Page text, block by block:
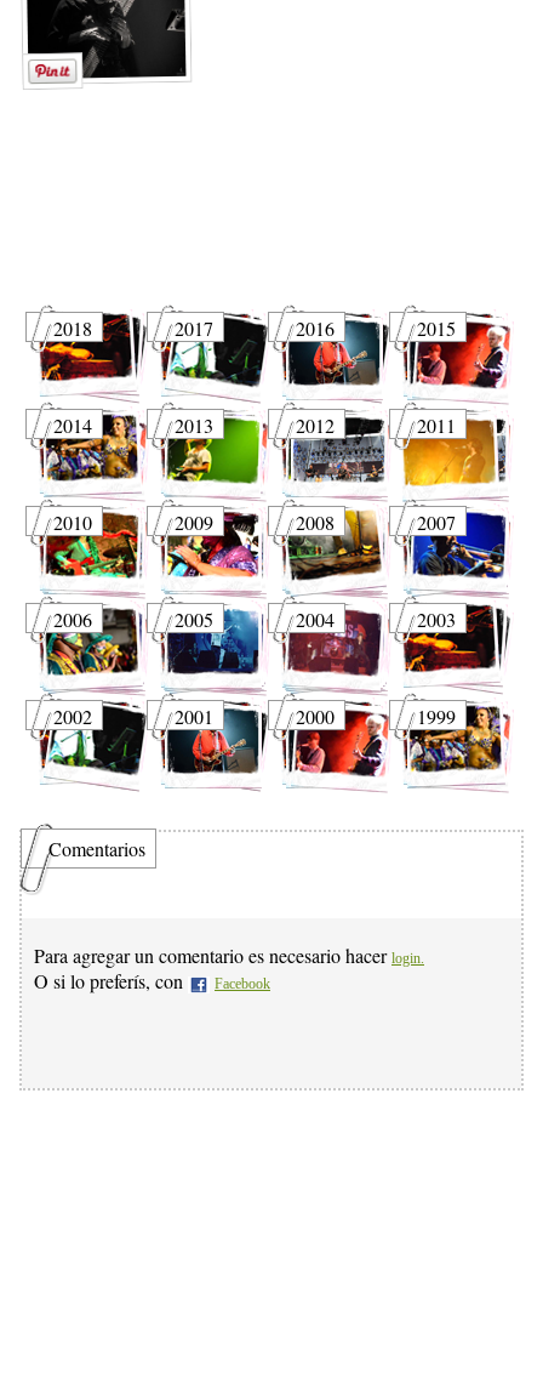
2018 2017 2016 2015
2014 2013 2012 2011
2010 2009 2008 2007
2006 2005 2004 2003
2002 2001 2000 1999
Comentarios
Para agregar un comentario es necesario hacer login.
O si lo preferís, con Facebook